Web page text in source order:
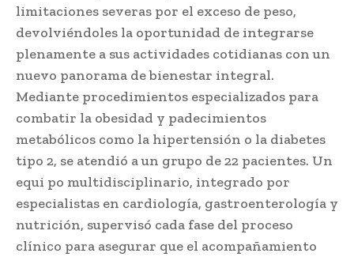
limitaciones severas por el exceso de peso,
devolviéndoles la oportunidad de integrarse
plenamente a sus actividades cotidianas con un
nuevo panorama de bienestar integral.
Mediante procedimientos especializados para
combatir la obesidad y padecimientos
metabólicos como la hipertensión o la diabetes
tipo 2, se atendió a un grupo de 22 pacientes. Un
equi po multidisciplinario, integrado por
especialistas en cardiología, gastroenterología y
nutrición, supervisó cada fase del proceso
clínico para asegurar que el acompañamiento